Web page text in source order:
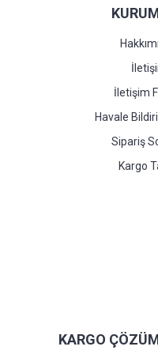
İletişim
Havale
Sipariş
Kargo
KARGO